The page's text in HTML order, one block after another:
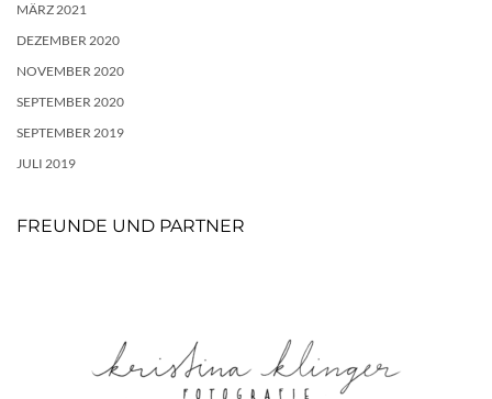
MÄRZ 2021
DEZEMBER 2020
NOVEMBER 2020
SEPTEMBER 2020
SEPTEMBER 2019
JULI 2019
FREUNDE UND PARTNER